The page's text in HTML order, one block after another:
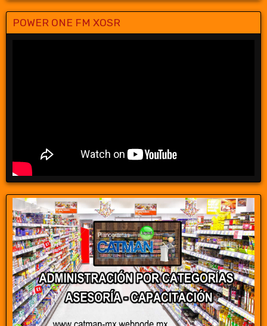
POWER ONE FM XOSR